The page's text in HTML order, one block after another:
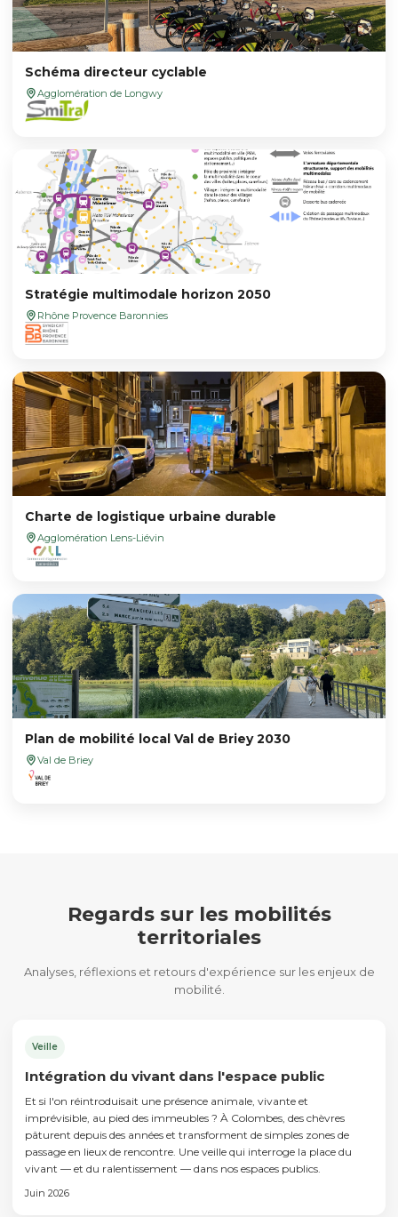
Schéma directeur cyclable
Agglomération de Longwy
Stratégie multimodale horizon 2050
Rhône Provence Baronnies
Charte de logistique urbaine durable
Agglomération Lens-Liévin
Plan de mobilité local Val de Briey 2030
Val de Briey
Regards sur les mobilités
territoriales
Analyses, réflexions et retours d'expérience sur les enjeux de
mobilité.
Veille
Intégration du vivant dans l'espace public
Et si l'on réintroduisait une présence animale, vivante et
imprévisible, au pied des immeubles ? À Colombes, des chèvres
pâturent depuis des années et transforment de simples zones de
passage en lieux de rencontre. Une veille qui interroge la place du
vivant — et du ralentissement — dans nos espaces publics.
Juin 2026